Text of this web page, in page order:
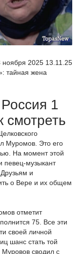
2025 13.11.25
тайная жена
1
смотреть
Муромов. Это его
На момент этой
певец-музыкант
и
о Вере и их общем
отметит
75. Все эти
своей личной
шанс стать той
сводил с